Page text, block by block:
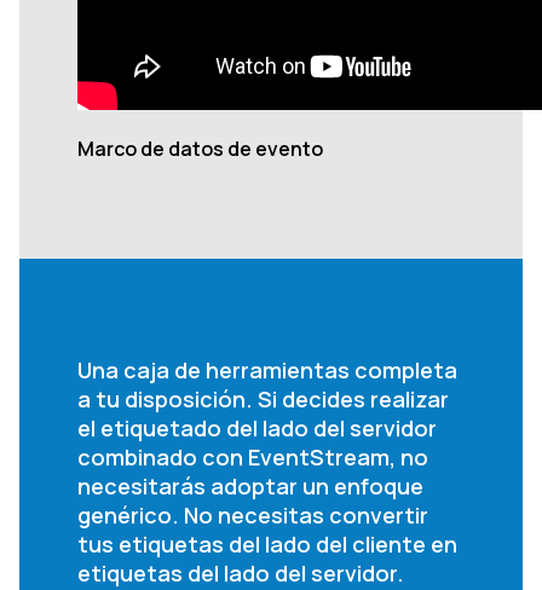
Marco de datos de evento
Una caja de herramientas completa
a tu disposición. Si decides realizar
el etiquetado del lado del servidor
combinado con EventStream, no
necesitarás adoptar un enfoque
genérico. No necesitas convertir
tus etiquetas del lado del cliente en
etiquetas del lado del servidor.